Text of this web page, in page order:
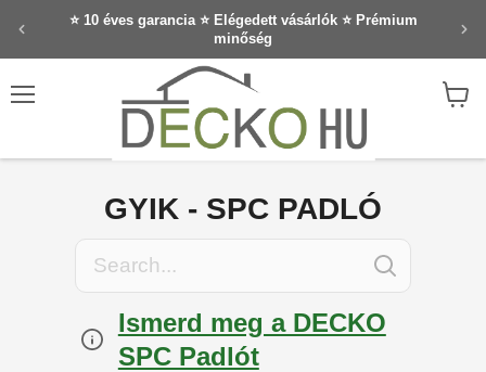
⭐ 10 éves garancia ⭐ Elégedett vásárlók ⭐ Prémium
minőség
GYIK - SPC PADLÓ
Ismerd meg a DECKO
SPC Padlót